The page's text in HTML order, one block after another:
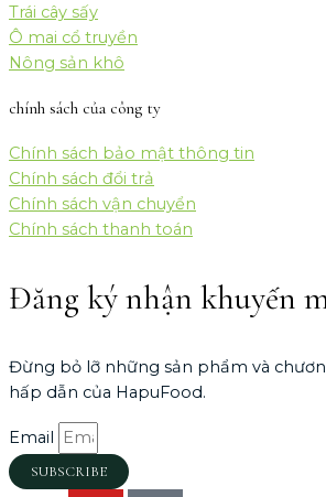
Trái cây sấy
Ô mai cổ truyền
Nông sản khô
chính sách của công ty
Chính sách bảo mật thông tin
Chính sách đổi trả
Chính sách vận chuyển
Chính sách thanh toán
Đăng ký nhận khuyến
Đừng bỏ lỡ những sản phẩm và
hấp dẫn của HapuFood.
Email
SUBSCRIBE